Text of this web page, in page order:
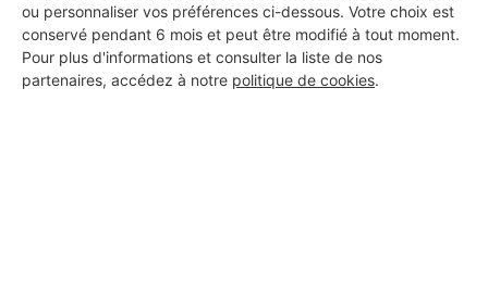
ou personnaliser vos préférences ci-dessous. Votre choix est
conservé pendant 6 mois et peut être modifié à tout moment.
Pour plus d'informations et consulter la liste de nos
partenaires, accédez à notre politique de cookies.